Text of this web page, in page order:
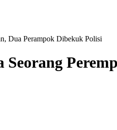
Dua Perampok Dibekuk Polisi